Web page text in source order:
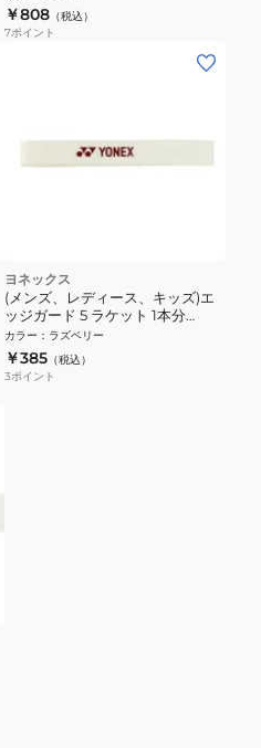
￥808 （税込）
7ポイント
ヨネックス
(メンズ、レディース、キッズ)エ
ッジガード 5 ラケット 1本分
AC158-1P-716-V
カラー ： ラズベリー
￥385 （税込）
3ポイント